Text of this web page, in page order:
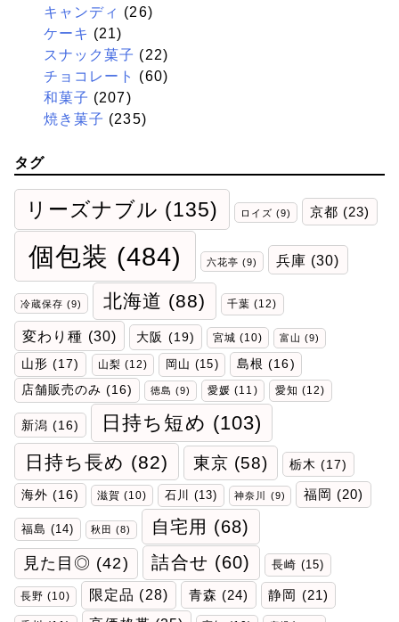
キャンディ (26)
ケーキ (21)
スナック菓子 (22)
チョコレート
(60)
和菓子 (207)
焼き菓子 (235)
タグ
リーズナブル (135) ロイズ (9) 京都 (23)
個包装 (484) 六花亭 (9) 兵庫 (30)
冷蔵保存 (9) 北海道 (88) 千葉 (12)
変わり種 (30) 大阪 (19) 宮城 (10) 富山 (9)
山形 (17) 山梨 (12) 岡山 (15) 島根 (16)
店舗販売のみ (16) 徳島 (9) 愛媛 (11) 愛知 (12)
新潟 (16) 日持ち短め (103)
日持ち長め (82) 東京 (58) 栃木 (17)
海外 (16) 滋賀 (10) 石川 (13) 神奈川 (9) 福岡 (20)
福島 (14) 秋田 (8) 自宅用 (68)
見た目◎ (42) 詰合せ (60) 長崎 (15)
長野 (10) 限定品 (28) 青森 (24) 静岡 (21)